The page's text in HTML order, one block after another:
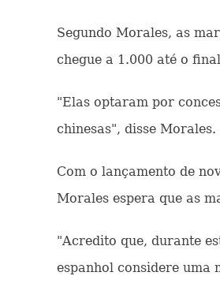
Segundo Morales, as
chegue a 1.000 até o
"Elas optaram por
chinesas", disse Morales.
Com o lançamento de
Morales espera que as
"Acredito que, durante
espanhol considere uma